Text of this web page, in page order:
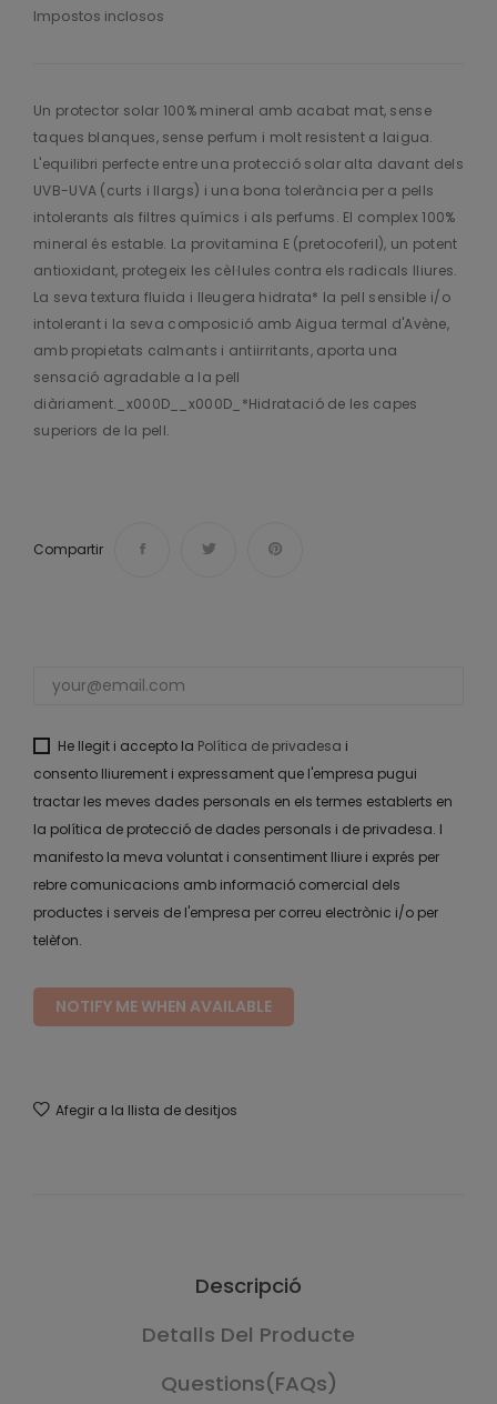
Impostos inclosos
Un protector solar 100% mineral amb acabat mat, sense
taques blanques, sense perfum i molt resistent a laigua.
L'equilibri perfecte entre una protecció solar alta davant dels
UVB-UVA (curts i llargs) i una bona tolerància per a pells
intolerants als filtres químics i als perfums. El complex 100%
mineral és estable. La provitamina E (pretocoferil), un potent
antioxidant, protegeix les cèl·lules contra els radicals lliures.
La seva textura fluida i lleugera hidrata* la pell sensible i/o
intolerant i la seva composició amb Aigua termal d'Avène,
amb propietats calmants i antiirritants, aporta una
sensació agradable a la pell
diàriament._x000D__x000D_*Hidratació de les capes
superiors de la pell.
Compartir
He llegit i accepto la Política de privadesa i
consento lliurement i expressament que l'empresa pugui
tractar les meves dades personals en els termes establerts en
la política de protecció de dades personals i de privadesa. I
manifesto la meva voluntat i consentiment lliure i exprés per
rebre comunicacions amb informació comercial dels
productes i serveis de l'empresa per correu electrònic i/o per
telèfon.
NOTIFY ME WHEN AVAILABLE
Afegir a la llista de desitjos
Descripció
Detalls Del Producte
Questions(FAQs)